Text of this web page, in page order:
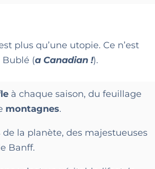
plus qu’une utopie. Ce n’est
(a Canadian !).
à chaque saison, du feuillage
montagnes.
de la planète, des majestueuses
Banff.